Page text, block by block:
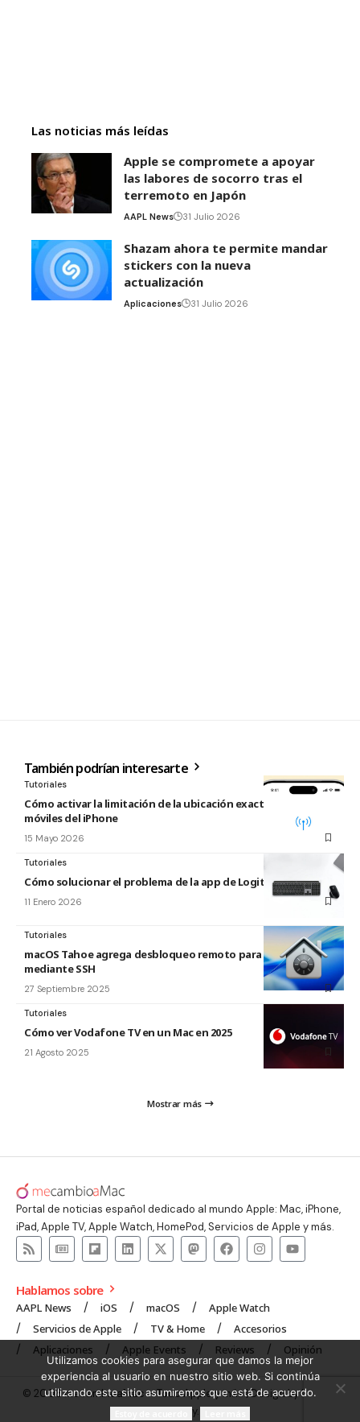
Las noticias más leídas
Apple se compromete a apoyar
las labores de socorro tras el
terremoto en Japón
AAPL News 31 Julio 2026
Shazam ahora te permite mandar
stickers con la nueva
actualización
Aplicaciones 31 Julio 2026
También podrían interesarte
Tutoriales
Cómo activar la limitación de la ubicación exacta para redes
móviles del iPhone
15 Mayo 2026
Tutoriales
Cómo solucionar el problema de la app de Logitech para Mac
11 Enero 2026
Tutoriales
macOS Tahoe agrega desbloqueo remoto para FileVault
mediante SSH
27 Septiembre 2025
Tutoriales
Cómo ver Vodafone TV en un Mac en 2025
21 Agosto 2025
Mostrar más
Portal de noticias español dedicado al mundo Apple: Mac, iPhone,
iPad, Apple TV, Apple Watch, HomePod, Servicios de Apple y más.
Hablamos sobre
AAPL News iOS macOS
Apple Watch
Servicios de Apple
TV & Home
Accesorios
Aplicaciones
Apple Events Reviews Opinión
© 2008 mecambioaMac – Todo Apple y más | Design byUNXON
Agency.
Utilizamos cookies para asegurar que damos la mejor
experiencia al usuario en nuestro sitio web. Si continúa
utilizando este sitio asumiremos que está de acuerdo.